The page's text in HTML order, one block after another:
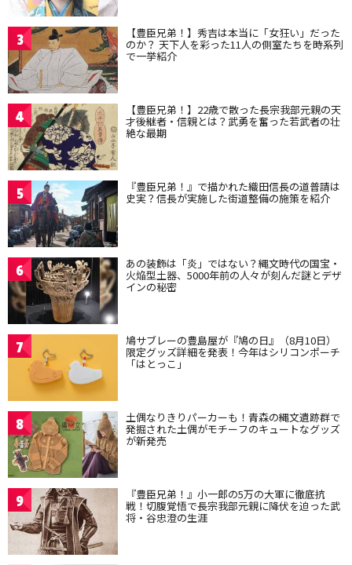
3 【豊臣兄弟！】秀吉は本当に「女狂い」だった
のか？ 天下人を彩った11人の側室たちを時系列
で一挙紹介
4 【豊臣兄弟！】22歳で散った長宗我部元親の天
才後継者・信親とは？武勇を奮った若武者の壮
絶な最期
5 『豊臣兄弟！』で描かれた織田信長の道普請は
史実？信長が実施した街道整備の施策を紹介
6 あの装飾は「炎」ではない？縄文時代の国宝・
火焔型土器、5000年前の人々が刻んだ謎とデザ
インの秘密
7 鳩サブレーの豊島屋が『鳩の日』（8月10日）
限定グッズ詳細を発表！今年はシリコンポーチ
「はとっこ」
8 土偶なりきりパーカーも！青森の縄文遺跡群で
発掘された土偶がモチーフのキュートなグッズ
が新発売
9 『豊臣兄弟！』小一郎の5万の大軍に徹底抗
戦！切腹覚悟で長宗我部元親に降伏を迫った武
将・谷忠澄の生涯